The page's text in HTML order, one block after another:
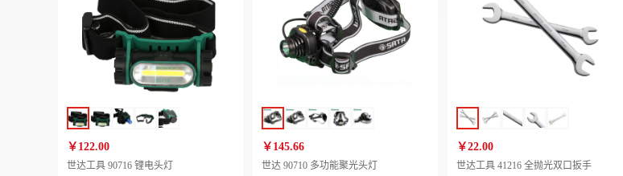
￥122.00
世达工具 90716 锂电头灯
￥145.66
世达 90710 多功能聚光头灯
￥22.00
世达工具 41216 全抛光双口扳手